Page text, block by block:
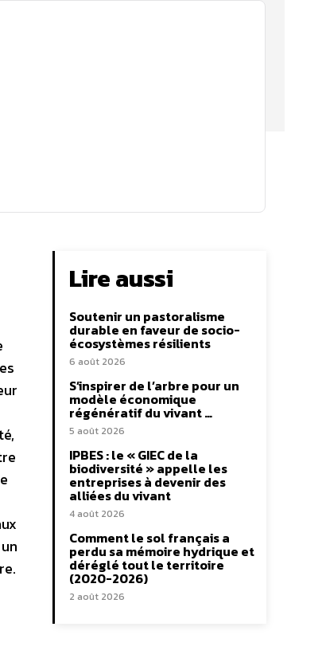
Lire aussi
Soutenir un pastoralisme
durable en faveur de socio-
écosystèmes résilients
6 août 2026
S’inspirer de l’arbre pour un
modèle économique
régénératif du vivant …
5 août 2026
IPBES : le « GIEC de la
biodiversité » appelle les
entreprises à devenir des
alliées du vivant
4 août 2026
Comment le sol français a
perdu sa mémoire hydrique et
déréglé tout le territoire
(2020-2026)
2 août 2026